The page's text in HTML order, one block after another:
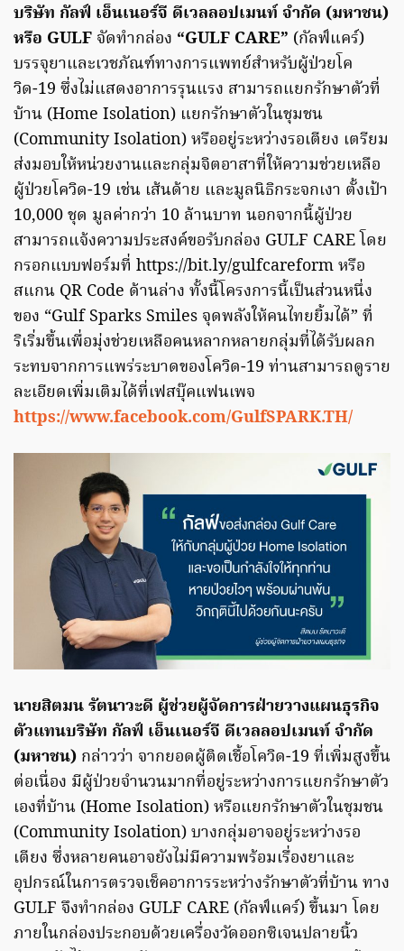
บริษัท กัลฟ์ เอ็นเนอร์จี ดีเวลลอปเมนท์ จำกัด (มหาชน)
หรือ GULF จัดทำกล่อง “GULF CARE” (กัลฟ์แคร์)
บรรจุยาและเวชภัณฑ์ทางการแพทย์สำหรับผู้ป่วยโค
วิด-19 ซึ่งไม่แสดงอาการรุนแรง สามารถแยกรักษาตัวที่
บ้าน (Home Isolation) แยกรักษาตัวในชุมชน
(Community Isolation) หรืออยู่ระหว่างรอเตียง เตรียม
ส่งมอบให้หน่วยงานและกลุ่มจิตอาสาที่ให้ความช่วยเหลือ
ผู้ป่วยโควิด-19 เช่น เส้นด้าย และมูลนิธิกระจกเงา ตั้งเป้า
10,000 ชุด มูลค่ากว่า 10 ล้านบาท นอกจากนี้ผู้ป่วย
สามารถแจ้งความประสงค์ขอรับกล่อง GULF CARE โดย
กรอกแบบฟอร์มที่ https://bit.ly/gulfcareform หรือ
สแกน QR Code ด้านล่าง ทั้งนี้โครงการนี้เป็นส่วนหนึ่ง
ของ “Gulf Sparks Smiles จุดพลังให้คนไทยยิ้มได้” ที่
ริเริ่มขึ้นเพื่อมุ่งช่วยเหลือคนหลากหลายกลุ่มที่ได้รับผลก
ระทบจากการแพร่ระบาดของโควิด-19 ท่านสามารถดูราย
ละเอียดเพิ่มเติมได้ที่เฟสบุ๊คแฟนเพจ
https://www.facebook.com/GulfSPARK.TH/
นายสิตมน รัตนาวะดี ผู้ช่วยผู้จัดการฝ่ายวางแผนธุรกิจ
ตัวแทนบริษัท กัลฟ์ เอ็นเนอร์จี ดีเวลลอปเมนท์ จำกัด
(มหาชน) กล่าวว่า จากยอดผู้ติดเชื้อโควิด-19 ที่เพิ่มสูงขึ้น
ต่อเนื่อง มีผู้ป่วยจำนวนมากที่อยู่ระหว่างการแยกรักษาตัว
เองที่บ้าน (Home Isolation) หรือแยกรักษาตัวในชุมชน
(Community Isolation) บางกลุ่มอาจอยู่ระหว่างรอ
เตียง ซึ่งหลายคนอาจยังไม่มีความพร้อมเรื่องยาและ
อุปกรณ์ในการตรวจเช็คอาการระหว่างรักษาตัวที่บ้าน ทาง
GULF จึงทำกล่อง GULF CARE (กัลฟ์แคร์) ขึ้นมา โดย
ภายในกล่องประกอบด้วยเครื่องวัดออกซิเจนปลายนิ้ว